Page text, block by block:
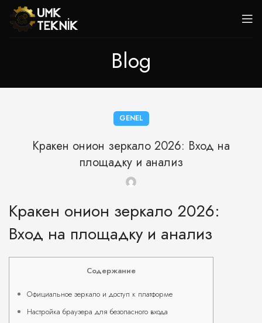
Blog
GENEL
Кракен онион зеркало 2026: Вход на
площадку и анализ
Кракен онион зеркало 2026:
Вход на площадку и анализ
Содержание
Официальное зеркало и доступ к платформе
Настройка браузера для безопасного входа